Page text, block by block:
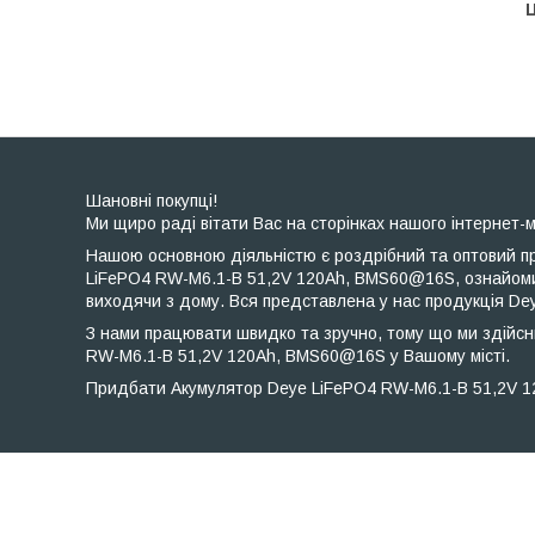
Шановні покупці!
Ми щиро раді вітати Вас на сторінках нашого інтернет-
Нашою основною діяльністю є роздрібний та оптовий
LiFePO4 RW-M6.1-B 51,2V 120Ah, BMS60@16S,
виходячи з дому. Вся представлена ​​у нас продукція
З нами працювати швидко та зручно, тому що ми
RW-M6.1-B 51,2V 120Ah, BMS60@16S у Вашому місті.
Придбати Акумулятор Deye LiFePO4 RW-M6.1-B 51,2V